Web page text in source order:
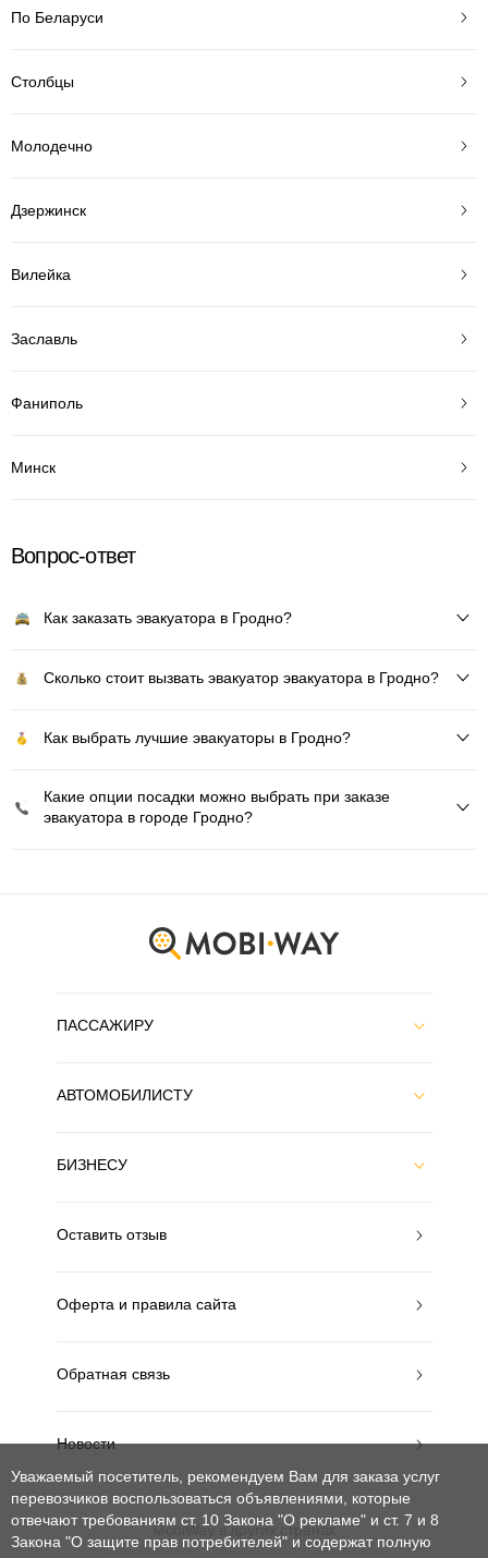
По Беларуси
Столбцы
Молодечно
Дзержинск
Вилейка
Заславль
Фаниполь
Минск
Вопрос-ответ
Как заказать эвакуатора в Гродно?
Сколько стоит вызвать эвакуатор эвакуатора в Гродно?
Как выбрать лучшие эвакуаторы в Гродно?
Какие опции посадки можно выбрать при заказе
эвакуатора в городе Гродно?
ПАССАЖИРУ
АВТОМОБИЛИСТУ
БИЗНЕСУ
Оставить отзыв
Оферта и правила сайта
Обратная связь
Новости
MobiWay в других странах
Уважаемый посетитель, рекомендуем Вам для заказа услуг
перевозчиков воспользоваться объявлениями, которые
отвечают требованиям ст. 10 Закона "О рекламе" и ст. 7 и 8
Закона "О защите прав потребителей" и содержат полную